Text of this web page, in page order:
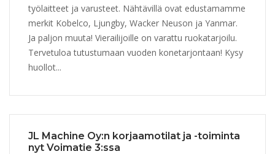
työlaitteet ja varusteet. Nähtävillä ovat edustamamme
merkit Kobelco, Ljungby, Wacker Neuson ja Yanmar.
Ja paljon muuta! Vierailijoille on varattu ruokatarjoilu.
Tervetuloa tutustumaan vuoden konetarjontaan! Kysy
huollot...
JL Machine Oy:n korjaamotilat ja -toiminta
nyt Voimatie 3:ssa